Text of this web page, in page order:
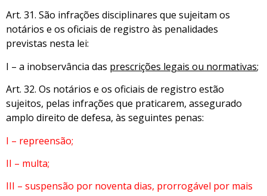
Art. 31. São infrações disciplinares que sujeitam os
notários e os oficiais de registro às penalidades
previstas nesta lei:
I – a inobservância das prescrições legais ou normativas;
Art. 32. Os notários e os oficiais de registro estão
sujeitos, pelas infrações que praticarem, assegurado
amplo direito de defesa, às seguintes penas:
I – repreensão;
II – multa;
III – suspensão por noventa dias, prorrogável por mais